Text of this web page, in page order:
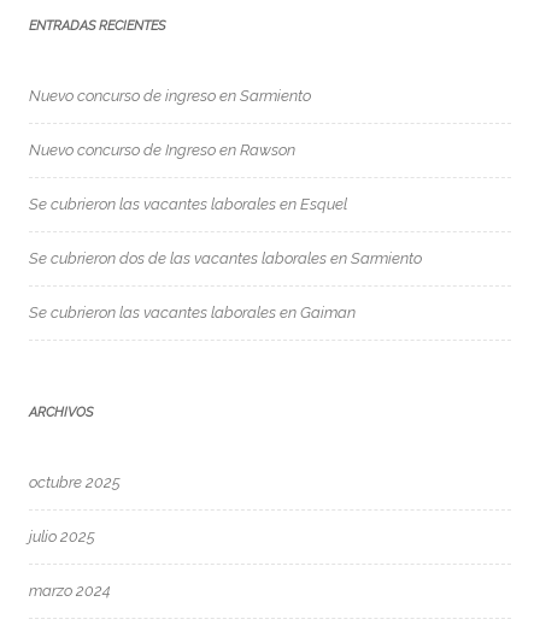
ENTRADAS RECIENTES
Nuevo concurso de ingreso en Sarmiento
Nuevo concurso de Ingreso en Rawson
Se cubrieron las vacantes laborales en Esquel
Se cubrieron dos de las vacantes laborales en Sarmiento
Se cubrieron las vacantes laborales en Gaiman
ARCHIVOS
octubre 2025
julio 2025
marzo 2024